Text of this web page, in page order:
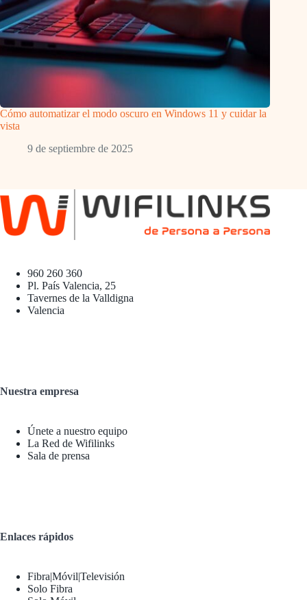
Cómo automatizar el modo oscuro en Windows 11 y cuidar la
vista
9 de septiembre de 2025
960 260 360
Pl. País Valencia, 25
Tavernes de la Valldigna
Valencia
Nuestra empresa
Únete a nuestro equipo
La Red de Wifilinks
Sala de prensa
Enlaces rápidos
Fibra|Móvil|Televisión
Solo Fibra